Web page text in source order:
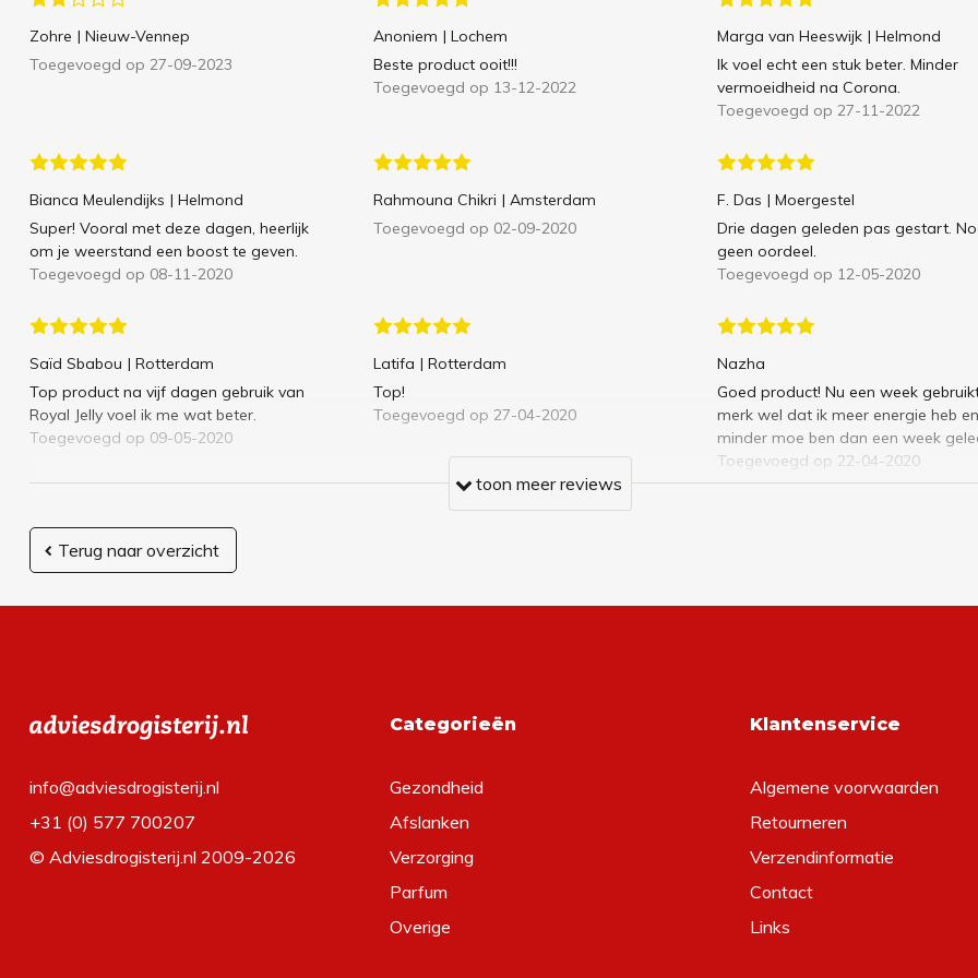
Zohre | Nieuw-Vennep
Toegevoegd op 27-09-2023
Anoniem | Lochem
Beste product ooit!!!
Toegevoegd op 13-12-2022
Marga van Heeswijk | Helmond
Ik voel echt een stuk beter. Minder
vermoeidheid na Corona.
Toegevoegd op 27-11-2022
Bianca Meulendijks | Helmond
Super! Vooral met deze dagen, heerlijk
om je weerstand een boost te geven.
Toegevoegd op 08-11-2020
Rahmouna Chikri | Amsterdam
Toegevoegd op 02-09-2020
F. Das | Moergestel
Drie dagen geleden pas gestart.
geen oordeel.
Toegevoegd op 12-05-2020
Saïd Sbabou | Rotterdam
Top product na vijf dagen gebruik van
Royal Jelly voel ik me wat beter.
Toegevoegd op 09-05-2020
Latifa | Rotterdam
Top!
Toegevoegd op 27-04-2020
Nazha
Goed product! Nu een week
merk wel dat ik meer energie heb en
minder moe ben dan een week
Toegevoegd op 22-04-2020
toon meer reviews
Terug naar overzicht
info@adviesdrogisterij.nl
+31 (0) 577 700207
© Adviesdrogisterij.nl 2009-2026
Categorieën
Gezondheid
Afslanken
Verzorging
Parfum
Overige
Klantenservice
Algemene voorwaarden
Retourneren
Verzendinformatie
Contact
Links